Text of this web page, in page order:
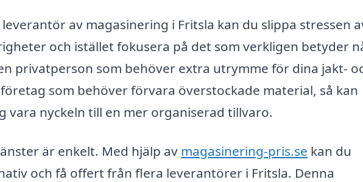
av magasinering i Fritsla kan du slippa stressen
och istället fokusera på det som verkligen betyder
privatperson som behöver extra utrymme för dina jakt-
som behöver förvara överstockade material, så kan
vara nyckeln till en mer organiserad tillvaro.
är enkelt. Med hjälp av magasinering-pris.se kan du
och få offert från flera leverantörer i Fritsla. Denna